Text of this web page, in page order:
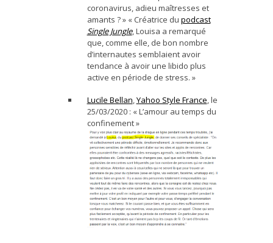
coronavirus, adieu maîtresses et
amants ? » « Créatrice du podcast
Single Jungle, Louisa a remarqué
que, comme elle, de bon nombre
d’internautes semblaient avoir
tendance à avoir une libido plus
active en période de stress. »
Lucile Bellan Yahoo Style France , le
25/03/2020 : « L’amour au temps du
confinement »